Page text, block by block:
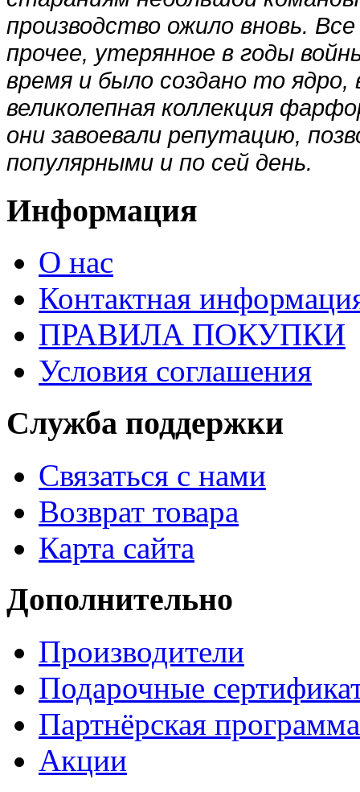
производство ожило вновь.
прочее, утерянное в годы
время и было создано то ядро,
великолепная коллекция
они завоевали репутацию,
популярными и по сей день.
Информация
О нас
Контактная
ПРАВИЛА ПОКУПКИ
Условия соглашения
Служба поддержки
Связаться с нами
Возврат товара
Карта сайта
Дополнительно
Производители
Подарочные
Партнёрская программа
Акции